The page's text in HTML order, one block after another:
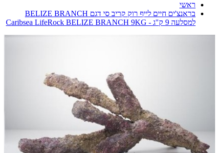
ראשי
בראנצ'ים חיים לייף רוק קריב סי דגם BELIZE BRANCH
למסלעה 9 ק"ג - Caribsea LifeRock BELIZE BRANCH 9KG